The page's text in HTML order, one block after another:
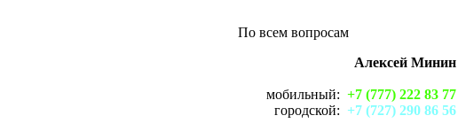
По всем вопросам
Алексей Минин
мобильный: +7 (777) 222 83 77
городской: +7 (727) 290 86 56